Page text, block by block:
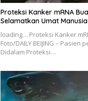
Proteksi Kanker mRNA
Selamatkan Umat Manusia
loading… Proteksi Kanker
Foto/DAILY BEIJING – Pasien
Didalam Proteksi…